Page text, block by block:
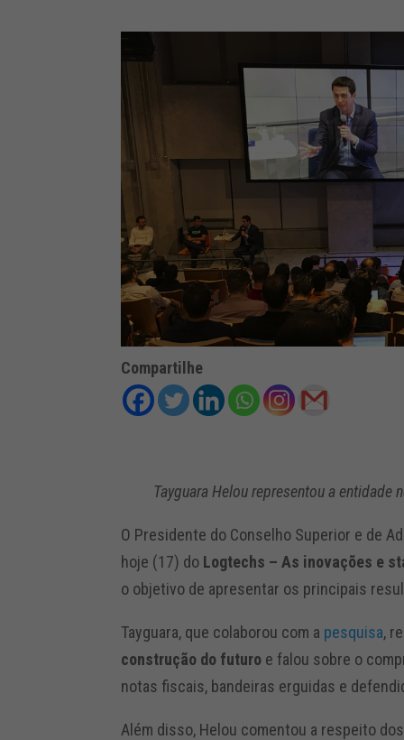
Compartilhe
Tayguara Helou representou a entidade
O Presidente do Conselho Superior e de
hoje (17) do Logtechs – As inovações e
o objetivo de apresentar os principais
Tayguara, que colaborou com a pesquisa,
construção do futuro e falou sobre o
notas fiscais, bandeiras erguidas e
Além disso, Helou comentou a respeito